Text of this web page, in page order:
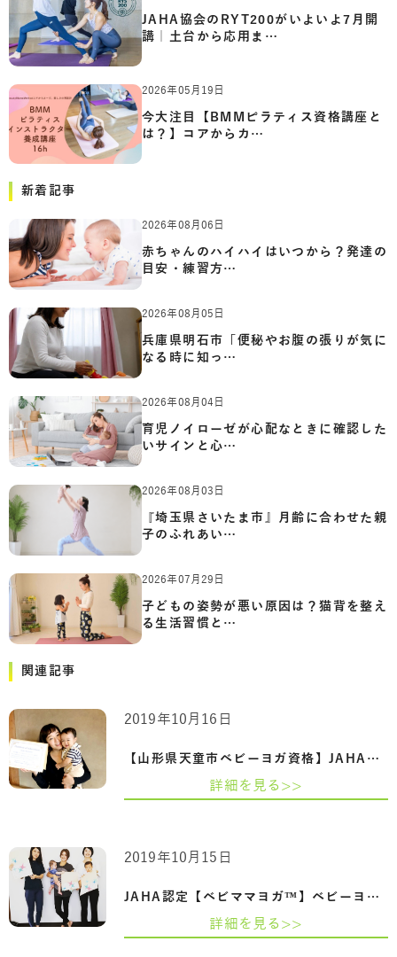
JAHA協会のRYT200がいよいよ7月開
講｜土台から応用ま…
2026年05月19日
今大注目【BMMピラティス資格講座と
は？】コアからカ…
新着記事
2026年08月06日
赤ちゃんのハイハイはいつから？発達の
目安・練習方…
2026年08月05日
兵庫県明石市「便秘やお腹の張りが気に
なる時に知っ…
2026年08月04日
育児ノイローゼが心配なときに確認した
いサインと心…
2026年08月03日
『埼玉県さいたま市』月齢に合わせた親
子のふれあい…
2026年07月29日
子どもの姿勢が悪い原因は？猫背を整え
る生活習慣と…
関連記事
【山形県天童市ベビーヨガ資格】JAHA認定…
2019年10月16日
詳細を見る>>
JAHA認定【ベビママヨガ™】ベビーヨガ＆マ…
2019年10月15日
詳細を見る>>